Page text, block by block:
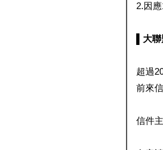
2.因
▌大
超過
前來
信件